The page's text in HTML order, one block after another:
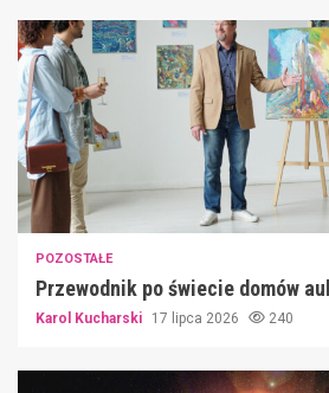
POZOSTAŁE
Przewodnik po świecie domów
Karol Kucharski 17 lipca 2026 240